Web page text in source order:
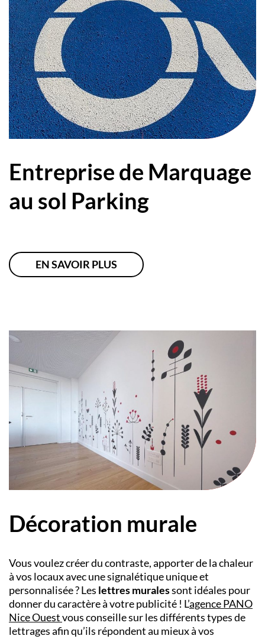
Entreprise de Marquage
au sol Parking
EN SAVOIR PLUS
Décoration murale
Vous voulez créer du contraste, apporter de la chaleur
à vos locaux avec une signalétique unique et
personnalisée ? Les lettres muralessont idéales pour
donner du caractère à votre publicité ! L’agence PANO
Nice Ouestvous conseille sur les différents types de
lettrages afin qu’ils répondent au mieux à vos